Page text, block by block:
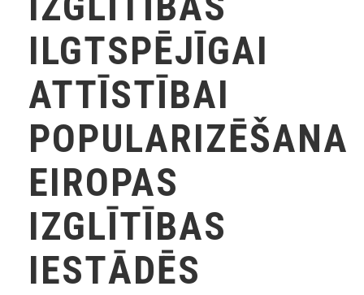
ILGTSPĒJĪGAI
ATTĪSTĪBAI
POPULARIZĒŠANAI
EIROPAS
IZGLĪTĪBAS
IESTĀDĒS